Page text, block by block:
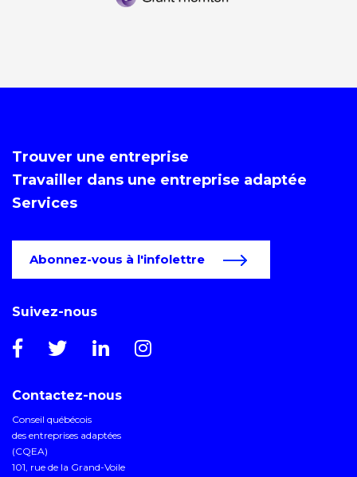
Trouver une entreprise
Travailler dans une entreprise adaptée
Services
Abonnez-vous à l'infolettre
Suivez-nous
Contactez-nous
Conseil québécois
des entreprises adaptées
(CQEA)
101, rue de la Grand-Voile